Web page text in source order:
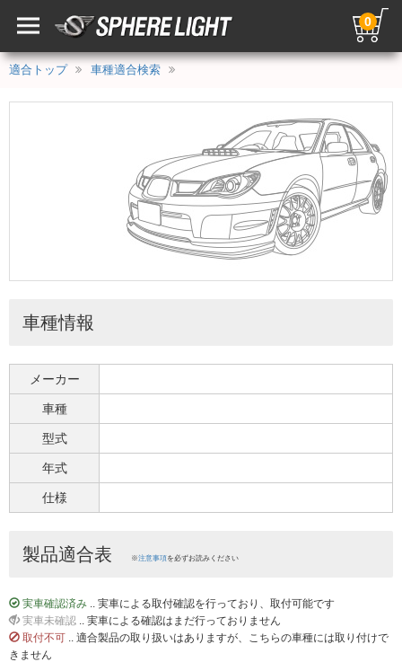
0
適合トップ 車種適合検索
車種情報
メーカー
車種
型式
年式
仕様
製品適合表 ※注意事項を必ずお読みください
実車確認済み .. 実車による取付確認を行っており、取付可能です
実車未確認 .. 実車による確認はまだ行っておりません
取付不可 .. 適合製品の取り扱いはありますが、こちらの車種には取り付けで
きません